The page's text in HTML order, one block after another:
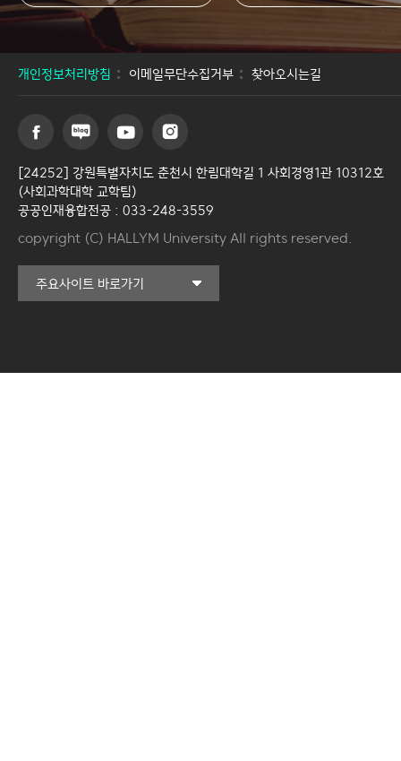
개인정보처리방침 이메일무단수집거부 찾아오시는길
[24252] 강원특별자치도 춘천시 한림대학길 1 사회경영1관 10312호
(사회과학대학 교학팀)
공공인재융합전공 : 033-248-3559
copyright (C) HALLYM University All rights reserved.
주요사이트 바로가기
커뮤니티교육원
국제학생증신청